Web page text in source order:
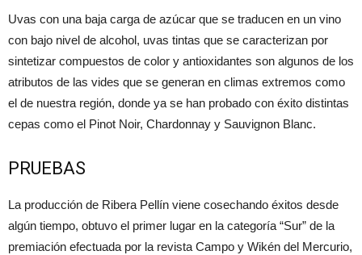
Uvas con una baja carga de azúcar que se traducen en un vino
con bajo nivel de alcohol, uvas tintas que se caracterizan por
sintetizar compuestos de color y antioxidantes son algunos de los
atributos de las vides que se generan en climas extremos como
el de nuestra región, donde ya se han probado con éxito distintas
cepas como el Pinot Noir, Chardonnay y Sauvignon Blanc.
PRUEBAS
La producción de Ribera Pellín viene cosechando éxitos desde
algún tiempo, obtuvo el primer lugar en la categoría “Sur” de la
premiación efectuada por la revista Campo y Wikén del Mercurio,